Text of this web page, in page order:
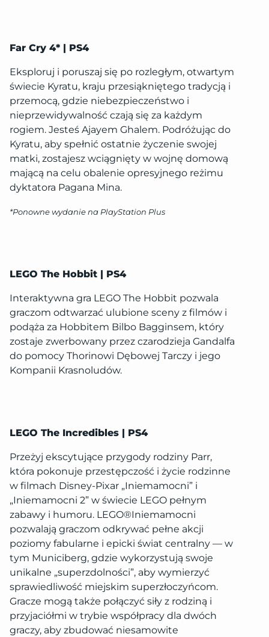
Far Cry 4* | PS4
Eksploruj i poruszaj się po rozległym, otwartym
świecie Kyratu, kraju przesiąkniętego tradycją i
przemocą, gdzie niebezpieczeństwo i
nieprzewidywalność czają się za każdym
rogiem. Jesteś Ajayem Ghalem. Podróżując do
Kyratu, aby spełnić ostatnie życzenie swojej
matki, zostajesz wciągnięty w wojnę domową
mającą na celu obalenie opresyjnego reżimu
dyktatora Pagana Mina.
*Ponowne wydanie na PlayStation Plus
LEGO The Hobbit | PS4
Interaktywna gra LEGO The Hobbit pozwala
graczom odtwarzać ulubione sceny z filmów i
podąża za Hobbitem Bilbo Bagginsem, który
zostaje zwerbowany przez czarodzieja Gandalfa
do pomocy Thorinowi Dębowej Tarczy i jego
Kompanii Krasnoludów.
LEGO The Incredibles | PS4
Przeżyj ekscytujące przygody rodziny Parr,
która pokonuje przestępczość i życie rodzinne
w filmach Disney-Pixar „Iniemamocni” i
„Iniemamocni 2” w świecie LEGO pełnym
zabawy i humoru. LEGO®Iniemamocni
pozwalają graczom odkrywać pełne akcji
poziomy fabularne i epicki świat centralny — w
tym Municiberg, gdzie wykorzystują swoje
unikalne „superzdolności”, aby wymierzyć
sprawiedliwość miejskim superzłoczyńcom.
Gracze mogą także połączyć siły z rodziną i
przyjaciółmi w trybie współpracy dla dwóch
graczy, aby zbudować niesamowite